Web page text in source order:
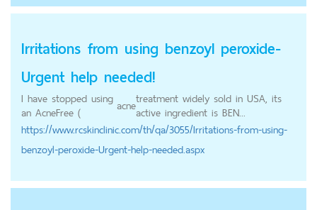
Irritations from using benzoyl peroxide-
Urgent help needed!
I have stopped using
an AcneFree (
acnetreatment widely sold in USA, its
active ingredient is BEN...
https://www.rcskinclinic.com/th/qa/3055/Irritations-from-using-
benzoyl-peroxide-Urgent-help-needed.aspx